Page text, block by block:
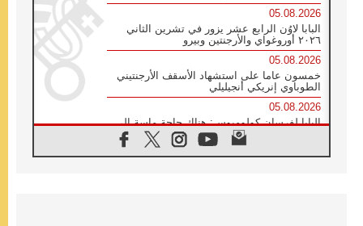
05.08.2026
البابا لاوُن الرابع عشر يزور في تشرين الثاني
٢٠٢٦ أوروغواي والأرجنتين وبيرو
05.08.2026
خمسون عاما على استشهاد الأسقف الأرجنتيني
الطوباوي إنريكي أنجيليلي
05.08.2026
البابا لفرسان كولومبوس: هناك حاجة ماسة إلى
أنبياء تناغم يسعون إلى بناء الجسور
04.08.2026